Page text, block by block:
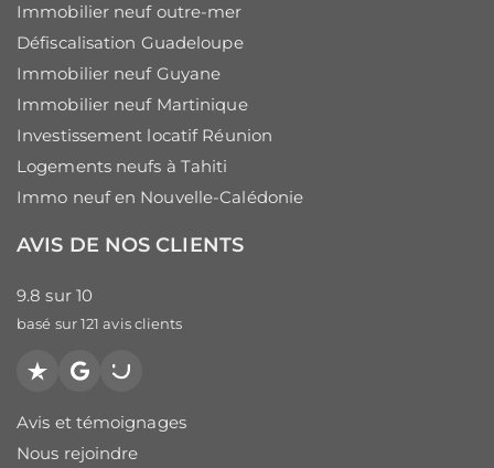
Immobilier neuf outre-mer
Défiscalisation Guadeloupe
Immobilier neuf Guyane
Immobilier neuf Martinique
Investissement locatif Réunion
Logements neufs à Tahiti
Immo neuf en Nouvelle-Calédonie
AVIS DE NOS CLIENTS
9.8 sur 10
basé sur 121 avis clients
Trustpilot
GooglePagesJaunes
Avis et témoignages
Nous rejoindre